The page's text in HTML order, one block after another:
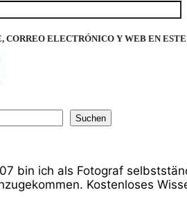
CORREO ELECTRÓNICO Y WEB EN
Suchen
bin ich als Fotograf
Kostenloses